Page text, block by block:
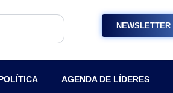
NEWSLETTER
AGENDA DE LÍDERES